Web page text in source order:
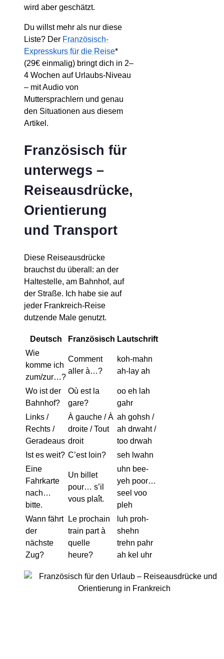
wird aber geschätzt.
Du willst mehr als nur diese
Liste? Der Französisch-
Expresskurs für die Reise*
(29€ einmalig) bringt dich in 2–
4 Wochen auf Urlaubs-Niveau
– mit Audio von
Muttersprachlern und genau
den Situationen aus diesem
Artikel.
Französisch für
unterwegs –
Reiseausdrücke,
Orientierung
und Transport
Diese Reiseausdrücke
brauchst du überall: an der
Haltestelle, am Bahnhof, auf
der Straße. Ich habe sie auf
jeder Frankreich-Reise
dutzende Male genutzt.
Deutsch Französisch Lautschrift
Wie
komme ich
zum/zur…?
Comment
aller à…?
koh-mahn
ah-lay ah
Wo ist der
Bahnhof?
Où est la
gare?
oo eh lah
gahr
Links /
Rechts /
Geradeaus
À gauche / À
droite / Tout
droit
ah gohsh /
ah drwaht /
too drwah
Ist es weit? C’est loin?
seh lwahn
Eine
Fahrkarte
nach…
bitte.
Un billet
pour… s’il
vous plaît.
uhn bee-
yeh poor…
seel voo
pleh
Wann fährt
der
nächste
Zug?
Le prochain
train part à
quelle
heure?
luh proh-
shehn
trehn pahr
ah kel uhr